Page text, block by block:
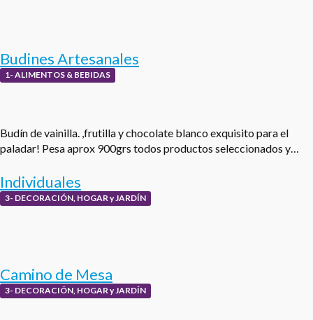
Budines Artesanales
1- ALIMENTOS & BEBIDAS
Budín de vainilla. ,frutilla y chocolate blanco exquisito para el
paladar! Pesa aprox 900grs todos productos seleccionados y…
Individuales
3- DECORACIÓN, HOGAR y JARDÍN
Camino de Mesa
3- DECORACIÓN, HOGAR y JARDÍN